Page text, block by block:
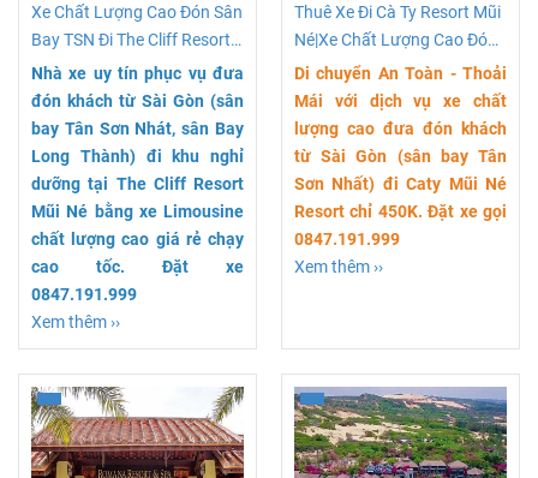
Xe Chất Lượng Cao Đón Sân
Bay TSN Đi The Cliff Resort
Mũi Né
Nhà xe uy tín phục vụ đưa
đón khách từ Sài Gòn (sân
bay Tân Sơn Nhát, sân Bay
Long Thành) đi khu nghỉ
dưỡng tại The Cliff Resort
Mũi Né bằng xe Limousine
chất lượng cao giá rẻ chạy
cao tốc. Đặt xe
0847.191.999
Xem thêm ››
Thuê Xe Đi Cà Ty Resort Mũi
Né|Xe Chất Lượng Cao Đón
Khách Tận Nơi
Di chuyển An Toàn - Thoải
Mái với dịch vụ xe chất
lượng cao đưa đón khách
từ Sài Gòn (sân bay Tân
Sơn Nhất) đi Caty Mũi Né
Resort chỉ 450K. Đặt xe gọi
0847.191.999
Xem thêm ››